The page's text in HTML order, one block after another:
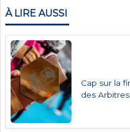
À LIRE AUSSI
Cap sur la
des